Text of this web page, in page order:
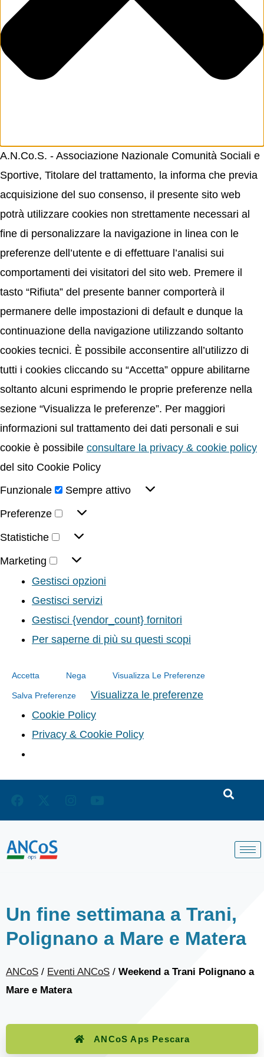
A.N.Co.S. - Associazione Nazionale Comunità Sociali e
Sportive, Titolare del trattamento, la informa che previa
acquisizione del suo consenso, il presente sito web
potrà utilizzare cookies non strettamente necessari al
fine di personalizzare la navigazione in linea con le
preferenze dell’utente e di effettuare l’analisi sui
comportamenti dei visitatori del sito web. Premere il
tasto “Rifiuta” del presente banner comporterà il
permanere delle impostazioni di default e dunque la
continuazione della navigazione utilizzando soltanto
cookies tecnici. È possibile acconsentire all’utilizzo di
tutti i cookies cliccando su “Accetta” oppure abilitarne
soltanto alcuni esprimendo le proprie preferenze nella
sezione “Visualizza le preferenze”. Per maggiori
informazioni sul trattamento dei dati personali e sui
cookie è possibile consultare la privacy & cookie policy
del sito Cookie Policy
Funzionale
Sempre attivo
Preferenze
Statistiche
Marketing
Gestisci opzioni
Gestisci servizi
Gestisci {vendor_count} fornitori
Per saperne di più su questi scopi
Accetta Nega Visualizza Le Preferenze
Salva Preferenze
Visualizza le preferenze
Cookie Policy
Privacy & Cookie Policy
Un fine settimana a Trani,
Polignano a Mare e Matera
ANCoS / Eventi ANCoS / Weekend a Trani Polignano a
Mare e Matera
ANCoS Aps Pescara